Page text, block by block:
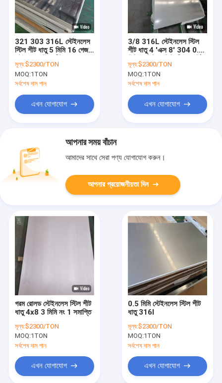
321 303 316L স্টেইনলেস
স্টিল শীট ধাতু 5 মিমি 16 গেজ
মূল্য:$2300/TON
MOQ:1TON
সর্বশেষ দাম পান
এখন যোগাযোগ
3/8 316L স্টেইনলেস স্টিল
শীট ধাতু 4 'এক্স 8' 304 0.1
মূল্য:$2300/TON
MOQ:1TON
সর্বশেষ দাম পান
এখন যোগাযোগ
আপনার সময় বাঁচান
আমাদের সাথে সেরা পণ্য যোগাযোগ করুন।
আপনার প্রয়োজনীয়তা দিন
গরম রোলড স্টেইনলেস স্টিল শীট
ধাতু 4x8 3 মিমি নং 1 সমাপ্তি
মূল্য:$2300/TON
MOQ:1TON
সর্বশেষ দাম পান
এখন যোগাযোগ
0.5 মিমি স্টেইনলেস স্টিল শীট
ধাতু 316l
মূল্য:$2300/TON
MOQ:1TON
সর্বশেষ দাম পান
এখন যোগাযোগ